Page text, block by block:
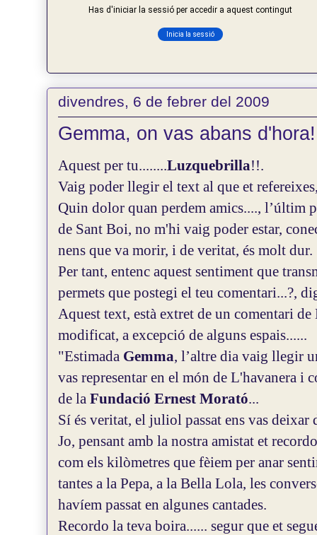
divendres, 6 de febrer del 2009
Gemma, on vas abans
Aquest per tu........Luzquebrilla!!.
Vaig poder llegir el text al que et
Quin dolor quan perdem amics...., l’últim
de Sant Boi, no m'hi vaig poder estar,
nens que va morir, i de veritat, és molt dur.
Per tant, entenc aquest sentiment que
permets que postegi el teu comentari...?,
Aquest text, està extret de un comentari
modificat, a excepció de alguns espais......
"Estimada Gemma, l’altre dia vaig llegir
vas representar en el món de L'havanera i
de la Fundació Ernest Morató...
Sí és veritat, el juliol passat ens vas deixar
Jo, pensant amb la nostra amistat et
com els kilòmetres que fèiem per anar
tantes a la Pepa, a la Bella Lola, les
havíem passat en algunes cantades.
Recordo la teva boira...... segur que et